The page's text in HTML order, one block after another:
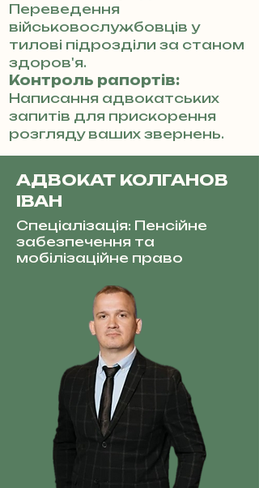
Переведення
військовослужбовців у
тилові підрозділи за станом
здоров'я.
Контроль рапортів:
Написання адвокатських
запитів для прискорення
розгляду ваших звернень.
АДВОКАТ КОЛГАНОВ
ІВАН
Спеціалізація: Пенсійне
забезпечення та
мобілізаційне право